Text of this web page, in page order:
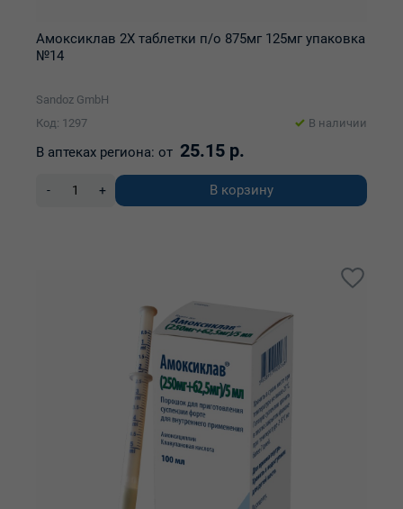
Амоксиклав 2Х таблетки п/о 875мг 125мг упаковка
№14
Sandoz GmbH
Код: 1297
В наличии
В аптеках региона: от 25.15 р.
- + В корзину